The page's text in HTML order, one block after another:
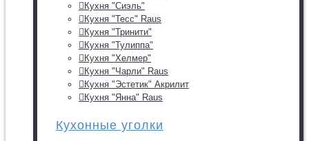
Кухня "Сиэль"
Кухня "Тесс" Raus
Кухня "Тринити"
Кухня "Тулиппа"
Кухня "Хелмер"
Кухня "Чарли" Raus
Кухня "Эстетик" Акрилит
Кухня "Янна" Raus
Кухонные уголки